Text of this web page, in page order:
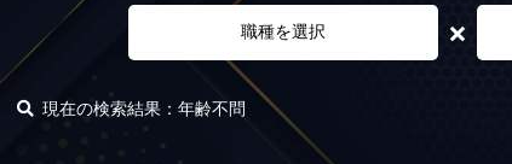
職種を選択 ×
現在の検索結果：年齢不問